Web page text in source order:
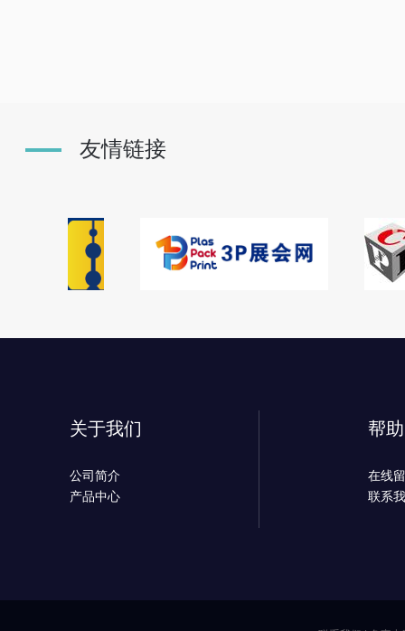
友情链接
关于我们
公司简介
产品中心
帮
在线
联系